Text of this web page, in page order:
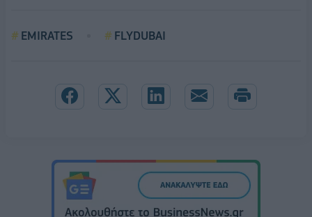
EMIRATES FLYDUBAI